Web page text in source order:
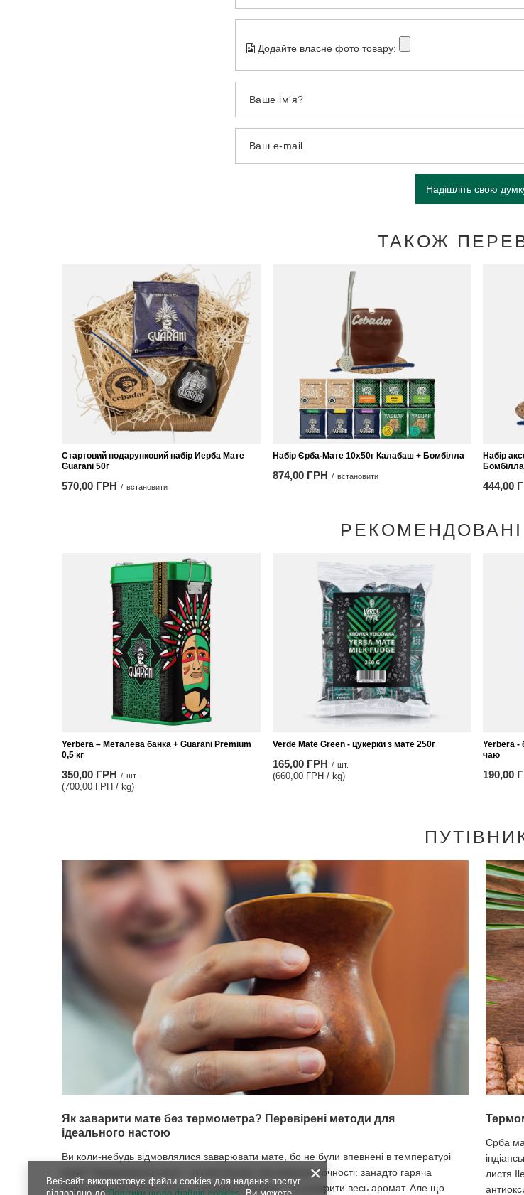
Додайте власне фото товару:
Ваше ім'я?
Ваш e-mail
Надішліть свою
ТАКОЖ
Стартовий подарунковий набір Йерба Мате
Guarani 50г
570,00 ГРН / встановити
Набір Єрба-Мате 10x50г Калабаш + Бомбілла
874,00 ГРН / встановити
Набір
Бомбілла
444,00
Yerbera – Металева банка + Guarani Premium
0,5 кг
350,00 ГРН / шт.
(700,00 ГРН / kg)
Verde Mate Green - цукерки з мате 250г
165,00 ГРН / шт.
(660,00 ГРН / kg)
Yerbera -
чаю
190,00
Як заварити мате без термометра? Перевірені методи для
ідеального настою
Ви коли-небудь відмовлялися заварювати мате, бо не були впевнені в температурі
води? Заварювання мате - це мистецтво, яке вимагає точності: занадто гаряча
вода може обпалити листя, а занадто холодна - не розкрити весь аромат. Але що
Єрба
листя
Веб-сайт використовує файли cookies для надання послуг